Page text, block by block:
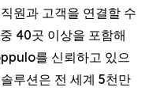
원과 고객을 연결할 수
40곳 이상을 포함해
를 신뢰하고 있으
루션은 전 세계 5천만